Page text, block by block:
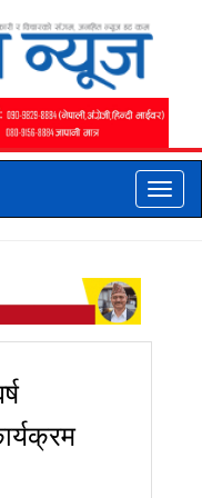
Toggle